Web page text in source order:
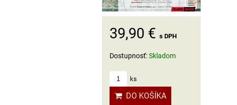
39,90 € s DPH
Dostupnosť:Skladom
ks
DO KOŠÍKA